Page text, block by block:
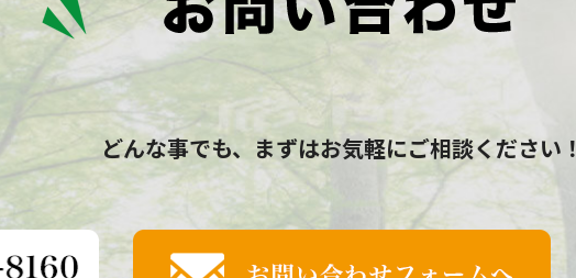
どんな事でも、まずはお気軽にご相談ください！